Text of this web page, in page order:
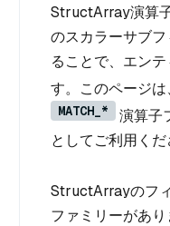
StructArray演算
のスカラーサブ
ることで、エン
す。このページは
MATCH_*
演算子
としてご利用くだ
StructArrayのフ
ファミリーがあり